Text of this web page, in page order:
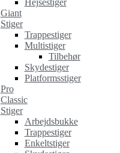
Hejsestiger
Giant
Stiger
Trappestiger
Multistiger
Tilbehør
Skydestiger
Platformsstiger
Pro
Classic
Stiger
Arbejdsbukke
Trappestiger
Enkeltstiger